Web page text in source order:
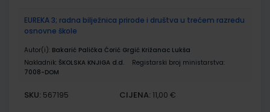
EUREKA 3; radna bilježnica prirode i društva u trećem razredu
osnovne škole
Autor(i): Bakarić Palička Ćorić Grgić Križanac Lukša
Nakladnik: ŠKOLSKA KNJIGA d.d.
Registarski broj ministarstva:
7008-DOM
SKU: 567195 CIJENA: 11,00 €